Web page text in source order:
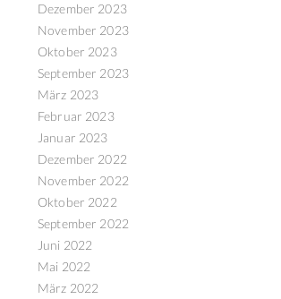
Dezember 2023
November 2023
Oktober 2023
September 2023
März 2023
Februar 2023
Januar 2023
Dezember 2022
November 2022
Oktober 2022
September 2022
Juni 2022
Mai 2022
März 2022